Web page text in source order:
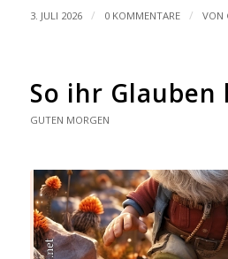
3. JULI 2026 / 0 KOMMENTARE / VON
So ihr Glauben
GUTEN MORGEN